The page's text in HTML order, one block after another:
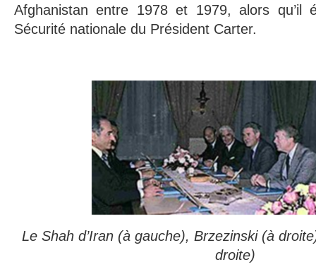
Afghanistan entre 1978 et 1979, alors qu’il
Sécurité nationale du Président Carter.
Le Shah d’Iran (à gauche), Brzezinski (à
droite)